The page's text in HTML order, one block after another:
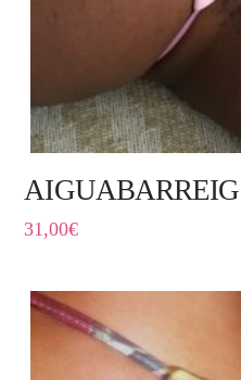
AIGUABARREIG
31,00€